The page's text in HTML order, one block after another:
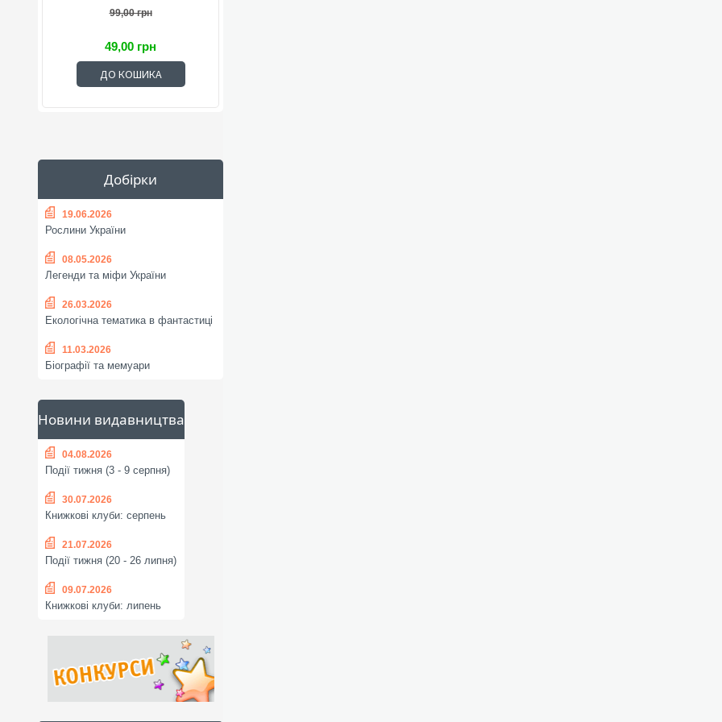
99,00 грн
49,00 грн
ДО КОШИКА
Добірки
19.06.2026
Рослини України
08.05.2026
Легенди та міфи України
26.03.2026
Екологічна тематика в фантастиці
11.03.2026
Біографії та мемуари
Новини видавництва
04.08.2026
Події тижня (3 - 9 серпня)
30.07.2026
Книжкові клуби: серпень
21.07.2026
Події тижня (20 - 26 липня)
09.07.2026
Книжкові клуби: липень